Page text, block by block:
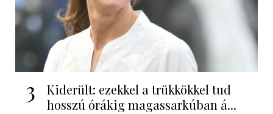
3
Kiderült: ezekkel a trükkökkel tud
hosszú órákig magassarkúban á...